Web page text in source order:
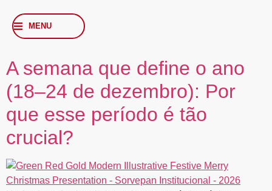
MENU
A semana que define o ano
(18–24 de dezembro): Por
que esse período é tão
crucial?